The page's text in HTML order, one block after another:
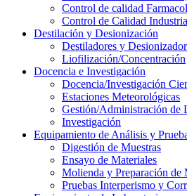
Control de calidad
Control de Calidad
Destilación y Desionización
Destiladores y
Liofilización/Concentración
Docencia e Investigación
Docencia/Investigación
Estaciones Meteorológicas
Gestión/Administración de
Investigación
Equipamiento de Análisis y
Digestión de Muestras
Ensayo de Materiales
Molienda y Preparación de
Pruebas Interperismo y